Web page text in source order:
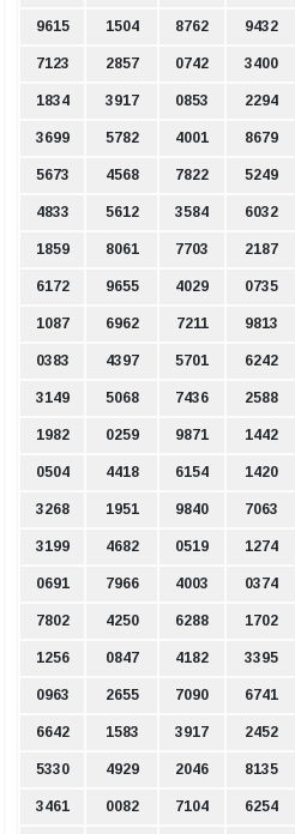
9615 1504 8762 9432
7123 2857 0742 3400
1834 3917 0853 2294
3699 5782 4001 8679
5673 4568 7822 5249
4833 5612 3584 6032
1859 8061 7703 2187
6172 9655 4029 0735
1087 6962 7211 9813
0383 4397 5701 6242
3149 5068 7436 2588
1982 0259 9871 1442
0504 4418 6154 1420
3268 1951 9840 7063
3199 4682 0519 1274
0691 7966 4003 0374
7802 4250 6288 1702
1256 0847 4182 3395
0963 2655 7090 6741
6642 1583 3917 2452
5330 4929 2046 8135
3461 0082 7104 6254